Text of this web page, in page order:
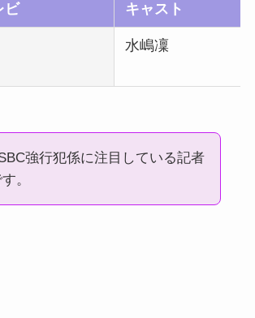
ビ キャスト
水嶋凜
強行犯係に注目している記者
。